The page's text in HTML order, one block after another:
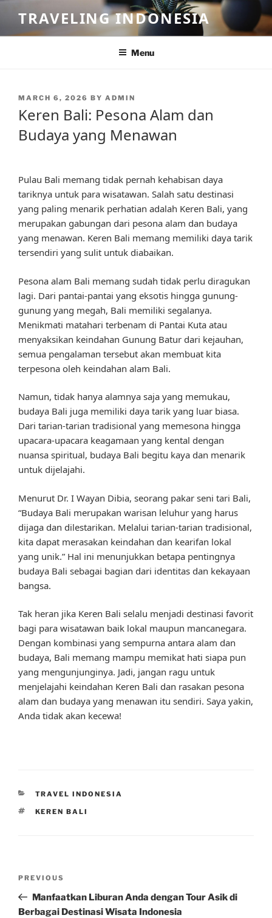
content
TRAVELING INDONESIA
Menu
POSTED
MARCH 6, 2026 BY ADMIN
Keren Bali: Pesona Alam dan
Budaya yang Menawan
Pulau Bali memang tidak pernah kehabisan daya
tariknya untuk para wisatawan. Salah satu destinasi
yang paling menarik perhatian adalah Keren Bali, yang
merupakan gabungan dari pesona alam dan budaya
yang menawan. Keren Bali memang memiliki daya tarik
tersendiri yang sulit untuk diabaikan.
Pesona alam Bali memang sudah tidak perlu diragukan
lagi. Dari pantai-pantai yang eksotis hingga gunung-
gunung yang megah, Bali memiliki segalanya.
Menikmati matahari terbenam di Pantai Kuta atau
menyaksikan keindahan Gunung Batur dari kejauhan,
semua pengalaman tersebut akan membuat kita
terpesona oleh keindahan alam Bali.
Namun, tidak hanya alamnya saja yang memukau,
budaya Bali juga memiliki daya tarik yang luar biasa.
Dari tarian-tarian tradisional yang memesona hingga
upacara-upacara keagamaan yang kental dengan
nuansa spiritual, budaya Bali begitu kaya dan menarik
untuk dijelajahi.
Menurut Dr. I Wayan Dibia, seorang pakar seni tari Bali,
“Budaya Bali merupakan warisan leluhur yang harus
dijaga dan dilestarikan. Melalui tarian-tarian tradisional,
kita dapat merasakan keindahan dan kearifan lokal
yang unik.” Hal ini menunjukkan betapa pentingnya
budaya Bali sebagai bagian dari identitas dan kekayaan
bangsa.
Tak heran jika Keren Bali selalu menjadi destinasi favorit
bagi para wisatawan baik lokal maupun mancanegara.
Dengan kombinasi yang sempurna antara alam dan
budaya, Bali memang mampu memikat hati siapa pun
yang mengunjunginya. Jadi, jangan ragu untuk
menjelajahi keindahan Keren Bali dan rasakan pesona
alam dan budaya yang menawan itu sendiri. Saya yakin,
Anda tidak akan kecewa!
CATEGORIES
TRAVEL INDONESIA
TAGS
KEREN BALI
Previous
Post
PREVIOUS
Manfaatkan Liburan Anda dengan Tour Asik di
Berbagai Destinasi Wisata Indonesia